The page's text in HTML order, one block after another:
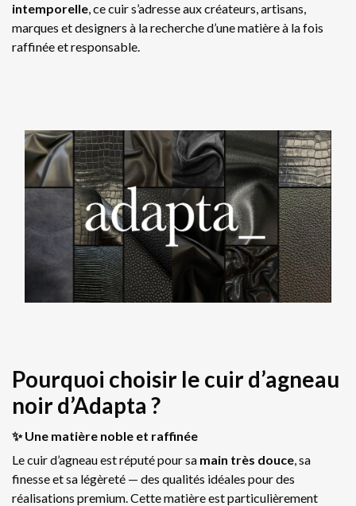
intemporelle, ce cuir s’adresse aux créateurs, artisans,
marques et designers à la recherche d’une matière à la fois
raffinée et responsable. ​
Pourquoi choisir le cuir d’agneau
noir d’Adapta ?
✨ Une matière noble et raffinée
Le cuir d’agneau est réputé pour sa main très douce, sa
finesse et sa légèreté — des qualités idéales pour des
réalisations premium. Cette matière est particulièrement